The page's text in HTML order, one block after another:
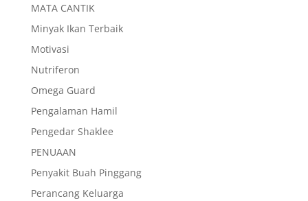
MATA CANTIK
Minyak Ikan Terbaik
Motivasi
Nutriferon
Omega Guard
Pengalaman Hamil
Pengedar Shaklee
PENUAAN
Penyakit Buah Pinggang
Perancang Keluarga